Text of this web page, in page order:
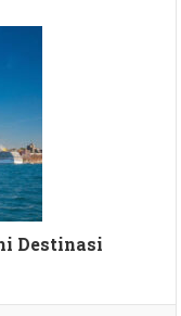
Destinasi